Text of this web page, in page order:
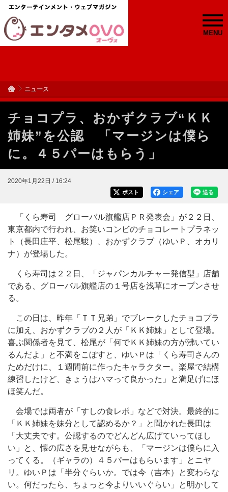
MENU
ニュース
チョコプラ、おかずクラブ“ＫＫ
姉妹”を公認 「マージンは僕ら
に。４５パーはもらう」
2020年1月22日 / 16:24
送る
シェア
ポスト
「くら寿司 グローバル旗艦店ＰＲ発表会」が２２日、
東京都内で行われ、お笑いコンビのチョコレートプラネッ
ト（長田庄平、松尾駿）、おかずクラブ（ゆいＰ、オカリ
ナ）が登場した。
くら寿司は２２日、「ジャパンカルチャー発信型」店舗
である、グローバル旗艦店の１号店を浅草にオープンさせ
る。
この日は、昨年「ＴＴ兄弟」でブレークしたチョコプラ
に加え、おかずクラブの２人が「ＫＫ姉妹」として登場。
喜ぶ関係者を見て、松尾が「何でＫＫ姉妹の方が沸いてい
るんだよ」と不満をこぼすと、ゆいＰは「くら寿司さんの
ためだけに、１週間前に作ったキャラクター。楽屋で結構
練習したけど、きょうはハマって良かった」と満足げにほ
ほ笑んだ。
会場では両者が「すしの食レポ」などで対決。最終的に
「ＫＫ姉妹を妹分として認めるか？」と聞かれた長田は
「大丈夫です。公認するのでどんどん広げていってほし
い」と、懐の広さを見せながらも、「マージンは僕らに入
ってくる。（ギャラの）４５パーはもらいます」とニヤ
リ。ゆいＰは「半分ぐらいか。では今（吉本）と変わらな
い。何だったら、ちょっと今よりいいぐらい」と明かして